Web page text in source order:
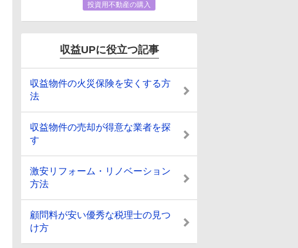
投資用不動産の購入
収益UPに役立つ記事
収益物件の火災保険を安くする方
法
収益物件の売却が得意な業者を探
す
激安リフォーム・リノベーション
方法
顧問料が安い優秀な税理士の見つ
け方